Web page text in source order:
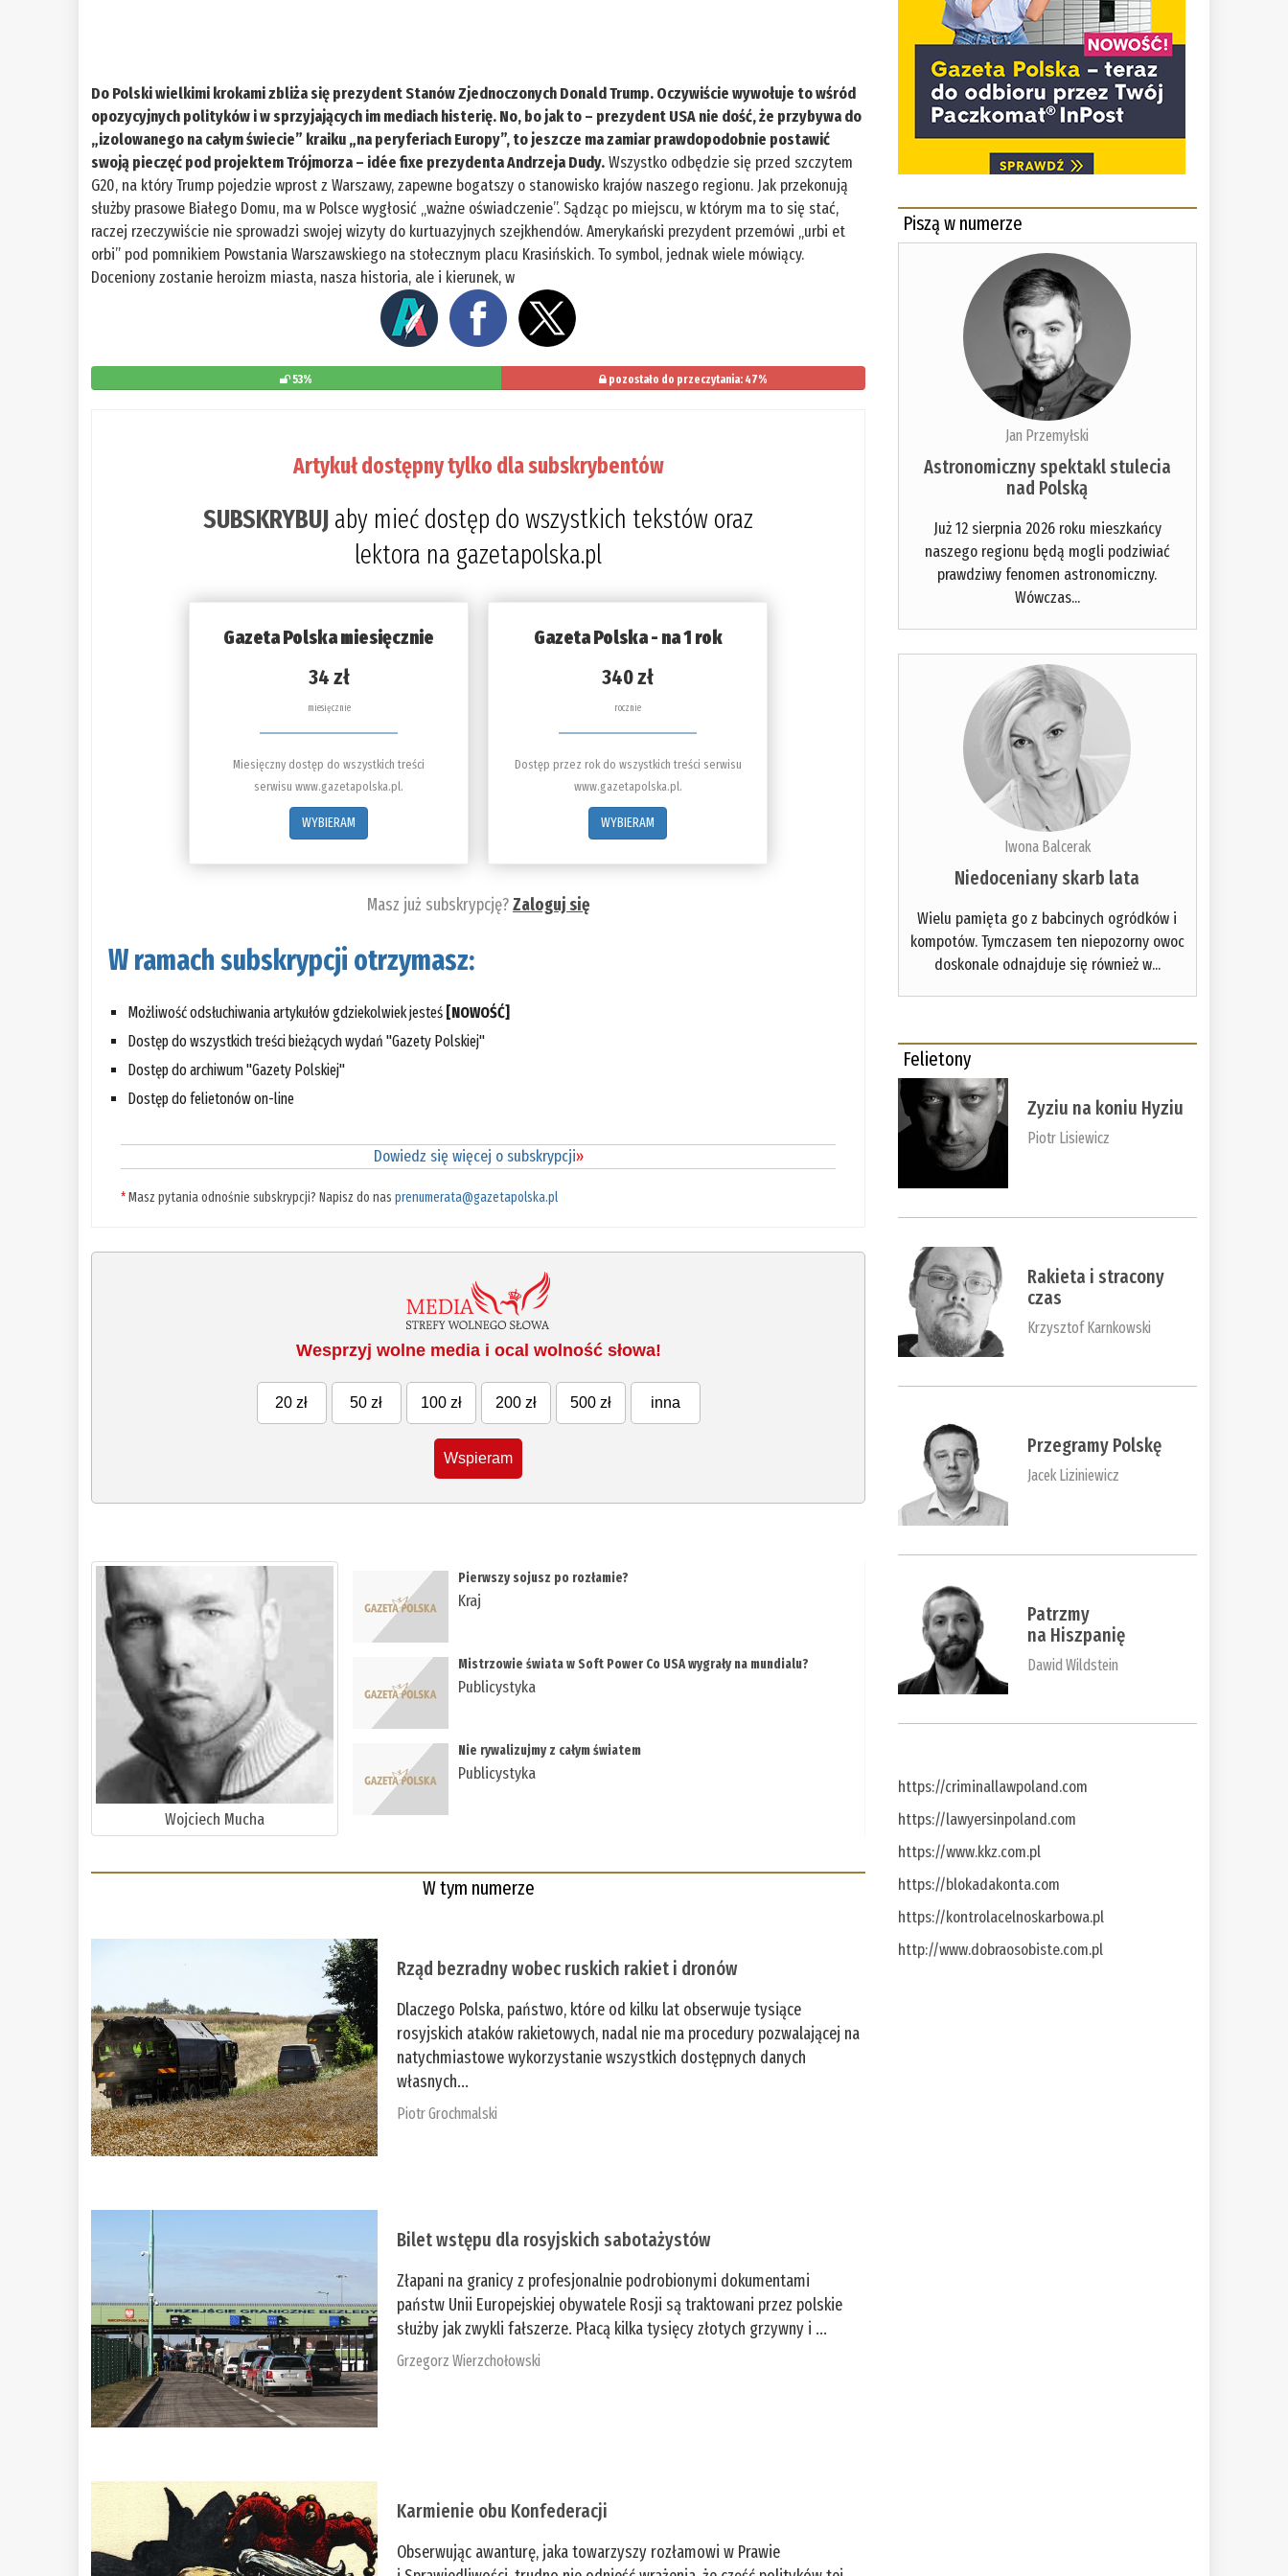
Do Polski wielkimi krokami zbliża się prezydent Stanów Zjednoczonych Donald Trump. Oczywiście wywołuje to wśród
opozycyjnych polityków i w sprzyjających im mediach histerię. No, bo jak to – prezydent USA nie dość, że przybywa do
„izolowanego na całym świecie” kraiku „na peryferiach Europy”, to jeszcze ma zamiar prawdopodobnie postawić
swoją pieczęć pod projektem Trójmorza – idée fixe prezydenta Andrzeja Dudy.Wszystko odbędzie się przed szczytem
G20, na który Trump pojedzie wprost z Warszawy, zapewne bogatszy o stanowisko krajów naszego regionu. Jak przekonują
służby prasowe Białego Domu, ma w Polsce wygłosić „ważne oświadczenie”. Sądząc po miejscu, w którym ma to się stać,
raczej rzeczywiście nie sprowadzi swojej wizyty do kurtuazyjnych szejkhendów. Amerykański prezydent przemówi „urbi et
orbi” pod pomnikiem Powstania Warszawskiego na stołecznym placu Krasińskich. To symbol, jednak wiele mówiący.
Doceniony zostanie heroizm miasta, nasza historia, ale i kierunek, w
53% pozostało do przeczytania: 47%
Artykuł dostępny tylko dla subskrybentów
SUBSKRYBUJ aby mieć dostęp do wszystkich tekstów oraz
lektora na gazetapolska.pl
Gazeta Polska miesięcznie
34 zł
miesięcznie
Miesięczny dostęp do wszystkich treści
serwisu www.gazetapolska.pl.
WYBIERAM
Gazeta Polska - na 1 rok
340 zł
rocznie
Dostęp przez rok do wszystkich treści serwisu
www.gazetapolska.pl.
WYBIERAM
Masz już subskrypcję?Zaloguj się
W ramach subskrypcji otrzymasz:
Możliwość odsłuchiwania artykułów gdziekolwiek jesteś [NOWOŚĆ]
Dostęp do wszystkich treści bieżących wydań "Gazety Polskiej"
Dostęp do archiwum "Gazety Polskiej"
Dostęp do felietonów on-line
Dowiedz się więcej o subskrypcji»
*Masz pytania odnośnie subskrypcji? Napisz do nasprenumerata@gazetapolska.pl
Wesprzyj wolne media i ocal wolność słowa!
20 zł 50 zł 100 zł 200 zł 500 zł inna
Wspieram
Wojciech Mucha
Pierwszy sojusz po rozłamie?
Kraj
Mistrzowie świata w Soft Power Co USA wygrały na mundialu?
Publicystyka
Nie rywalizujmy z całym światem
Publicystyka
W tym numerze
Rząd bezradny wobec ruskich rakiet i dronów
Dlaczego Polska, państwo, które od kilku lat obserwuje tysiące
rosyjskich ataków rakietowych, nadal nie ma procedury pozwalającej na
natychmiastowe wykorzystanie wszystkich dostępnych danych
własnych...
Piotr Grochmalski
Bilet wstępu dla rosyjskich sabotażystów
Złapani na granicy z profesjonalnie podrobionymi dokumentami
państw Unii Europejskiej obywatele Rosji są traktowani przez polskie
służby jak zwykli fałszerze. Płacą kilka tysięcy złotych grzywny i ...
Grzegorz Wierzchołowski
Karmienie obu Konfederacji
Obserwując awanturę, jaka towarzyszy rozłamowi w Prawie
Piszą w numerze
Jan Przemyłski
Astronomiczny spektakl stulecia
nad Polską
Już 12 sierpnia 2026 roku mieszkańcy
naszego regionu będą mogli podziwiać
prawdziwy fenomen astronomiczny.
Wówczas...
Iwona Balcerak
Niedoceniany skarb lata
Wielu pamięta go z babcinych ogródków i
kompotów. Tymczasem ten niepozorny owoc
doskonale odnajduje się również w...
Felietony
Zyziu na koniu Hyziu
Piotr Lisiewicz
Rakieta i stracony
czas
Krzysztof Karnkowski
Przegramy Polskę
Jacek Liziniewicz
Patrzmy
na Hiszpanię
Dawid Wildstein
https://criminallawpoland.com
https://lawyersinpoland.com
https://www.kkz.com.pl
https://blokadakonta.com
https://kontrolacelnoskarbowa.pl
http://www.dobraosobiste.com.pl